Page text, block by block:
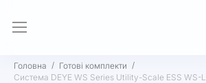
Головна
Готові комплекти
Система DEYE WS Series Utility-Scale ESS WS-